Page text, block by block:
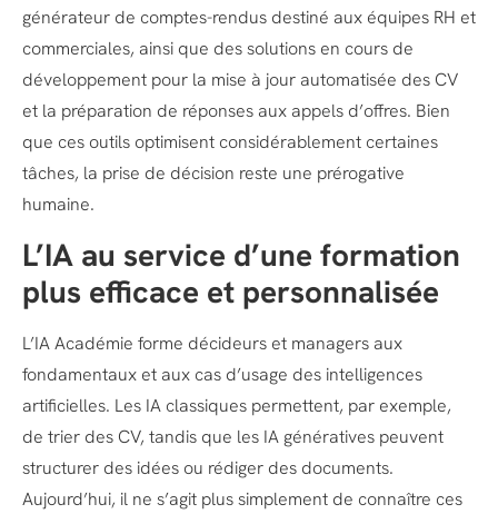
générateur de comptes-rendus destiné aux équipes RH et
commerciales, ainsi que des solutions en cours de
développement pour la mise à jour automatisée des CV
et la préparation de réponses aux appels d’offres. Bien
que ces outils optimisent considérablement certaines
tâches, la prise de décision reste une prérogative
humaine.
L’IA au service d’une formation
plus efficace et personnalisée
L’IA Académie forme décideurs et managers aux
fondamentaux et aux cas d’usage des intelligences
artificielles. Les IA classiques permettent, par exemple,
de trier des CV, tandis que les IA génératives peuvent
structurer des idées ou rédiger des documents.
Aujourd’hui, il ne s’agit plus simplement de connaître ces